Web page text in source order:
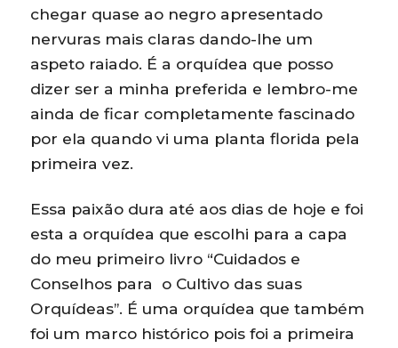
chegar quase ao negro apresentado
nervuras mais claras dando-lhe um
aspeto raiado. É a orquídea que posso
dizer ser a minha preferida e lembro-me
ainda de ficar completamente fascinado
por ela quando vi uma planta florida pela
primeira vez.
Essa paixão dura até aos dias de hoje e foi
esta a orquídea que escolhi para a capa
do meu primeiro livro “Cuidados e
Conselhos para o Cultivo das suas
Orquídeas”. É uma orquídea que também
foi um marco histórico pois foi a primeira